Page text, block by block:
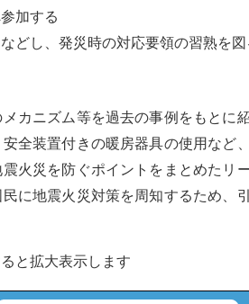
加する
どし、発災時の対応要領の習熟を図
カニズム等を過去の事例をもとに
全装置付きの暖房器具の使用など
火災を防ぐポイントをまとめたリ
に地震火災対策を周知するため、
と拡大表示します